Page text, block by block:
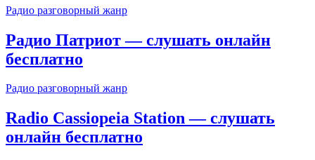
Радио разговорный жанр
Радио Патриот — слушать онлайн
бесплатно
Радио разговорный жанр
Radio Cassiopeia Station — слушать
онлайн бесплатно